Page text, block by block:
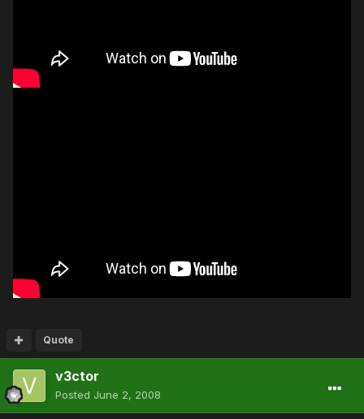
Quote
v3ctor
Posted June 2, 2008